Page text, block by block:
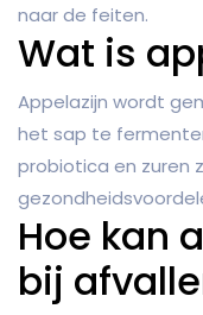
naar de feiten.
Wat is
Appelazijn wordt
het sap te
probiotica en zuren
Hoe kan
bij